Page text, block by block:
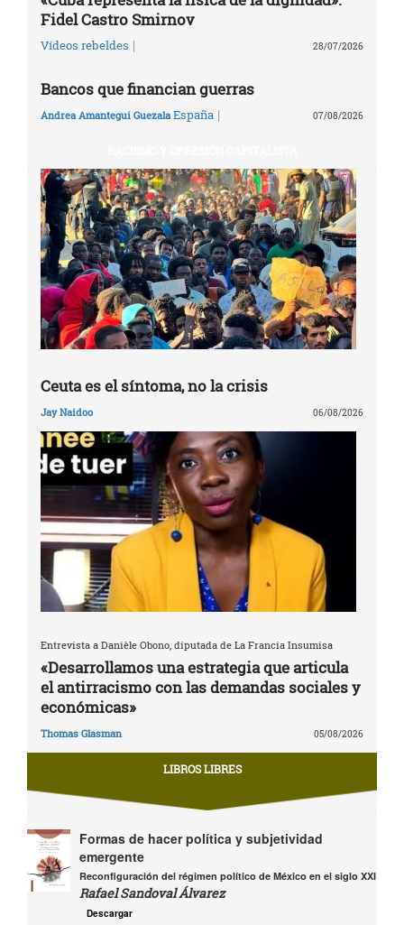
Fidel Castro Smirnov
Vídeos rebeldes | 28/07/2026
Bancos que financian guerras
Andrea Amantegui Guezala España | 07/08/2026
Ceuta es el síntoma, no la crisis
Jay Naidoo 06/08/2026
Entrevista a Danièle Obono, diputada de La Francia Insumisa
«Desarrollamos una estrategia que articula
el antirracismo con las demandas sociales y
económicas»
Thomas Glasman 05/08/2026
LIBROS LIBRES
Formas de hacer política y subjetividad
emergente
Reconfiguración del régimen político de México en el siglo XXI
Rafael Sandoval Álvarez
Descargar